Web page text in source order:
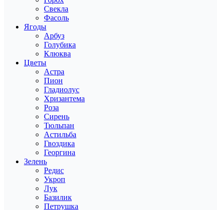
Свекла
Фасоль
Ягоды
Арбуз
Голубика
Клюква
Цветы
Астра
Пион
Гладиолус
Хризантема
Роза
Сирень
Тюльпан
Астильба
Гвоздика
Георгина
Зелень
Редис
Укроп
Лук
Базилик
Петрушка